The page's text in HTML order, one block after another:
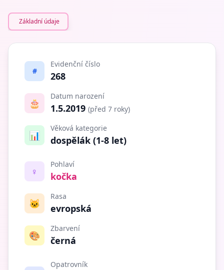
Základní údaje
#
Evidenční číslo
268
🎂
Datum narození
1.5.2019 (před 7 roky)
📊
Věková kategorie
dospělák (1-8 let)
♀️
Pohlaví
kočka
🐱
Rasa
evropská
🎨
Zbarvení
černá
Opatrovník